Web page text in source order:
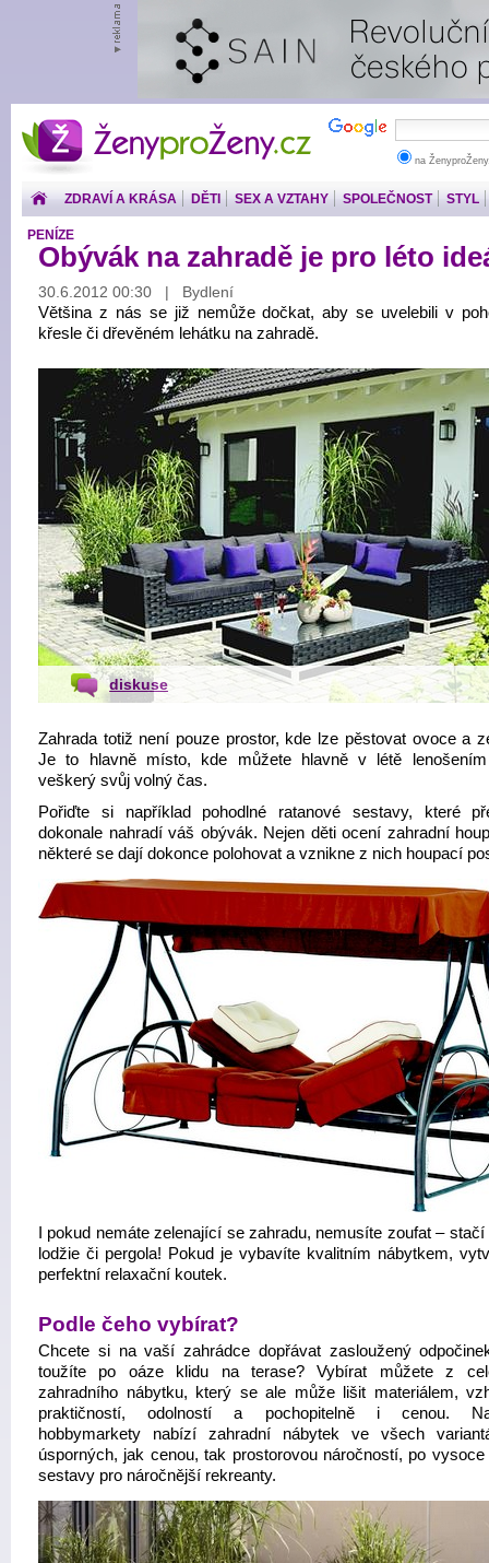
ŽenyproŽeny.cz
na
ZDRAVÍ A KRÁSA DĚTI SEX A VZTAHY SPOLEČNOST STYL
PENÍZE
Obývák na zahradě je pro léto
30.6.2012 00:30 | Bydlení
Většina z nás se již nemůže dočkat, aby se uvelebili v
křesle či dřevěném lehátku na zahradě.
diskuse
Zahrada totiž není pouze prostor, kde lze pěstovat ovoce a
Je to hlavně místo, kde můžete hlavně v létě
veškerý svůj volný čas.
Pořiďte si například pohodlné ratanové sestavy, které
dokonale nahradí váš obývák. Nejen děti ocení zahradní
některé se dají dokonce polohovat a vznikne z nich houpací
I pokud nemáte zelenající se zahradu, nemusíte zoufat – stačí
lodžie či pergola! Pokud je vybavíte kvalitním nábytkem,
perfektní relaxační koutek.
Podle čeho vybírat?
Chcete si na vaší zahrádce dopřávat zasloužený
toužíte po oáze klidu na terase? Vybírat můžete z
zahradního nábytku, který se ale může lišit materiálem,
praktičností, odolností a pochopitelně i cenou.
hobbymarkety nabízí zahradní nábytek ve všech
úsporných, jak cenou, tak prostorovou náročností, po vysoce
sestavy pro náročnější rekreanty.